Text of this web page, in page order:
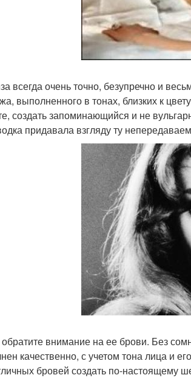
всегда очень точно, безупречно и
выполненного в тонах, близких к
создать запоминающийся и не
придавала взгляду ту
внимание на ее брови. Без
качественно, с учетом тона лица и
бровей создать по-настоящему